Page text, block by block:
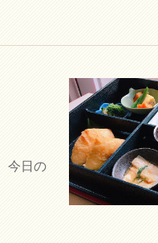
今日の